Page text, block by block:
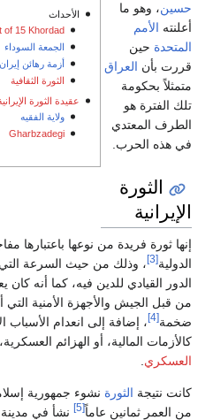
الأحداث
of 15 Khordad
الجمعة السوداء
أزمة رهائن إيران
الثورة الثقافية
عقيدة الثورة
ولاية الفقيه
Gharbzadegi
حسين، وهو ما
أعلنته الأمم
المتحدة حين
قررت بأن العراق
متمثلاً بحكومة
تلك الفترة هو
الطرف المعتدي
في هذه الحرب.
الثورة
الإيرانية
إنها ثورة فريدة من نوعها باعتبارها
الدولية[3]
، وذلك من حيث السرعة التي
الدور القيادي للدين فيه، كما أنه
من قبل الجيش والأجهزة الأمنية التي
ضخمة[4]
، إضافة إلى انعدام الأسباب
كالأزمات المالية، أو الهزائم
العسكري
كانت نتيجة الثورة نشوء جمهورية
من العمر ثمانين عاماً[5]
نشأ في